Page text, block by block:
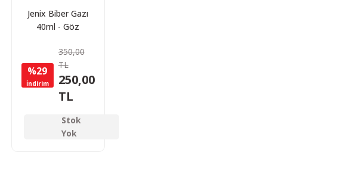
Jenix Biber Gazı
40ml - Göz
%29
İndirim
350,00
TL
250,00
TL
Stok
Yok